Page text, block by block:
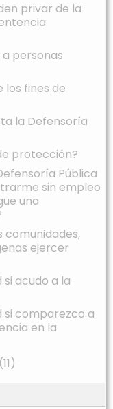
privar de la
personas
los fines de
la Defensoría
protección?
Pública
sin empleo
una
comunidades,
ejercer
acudo a la
si comparezco a
en la